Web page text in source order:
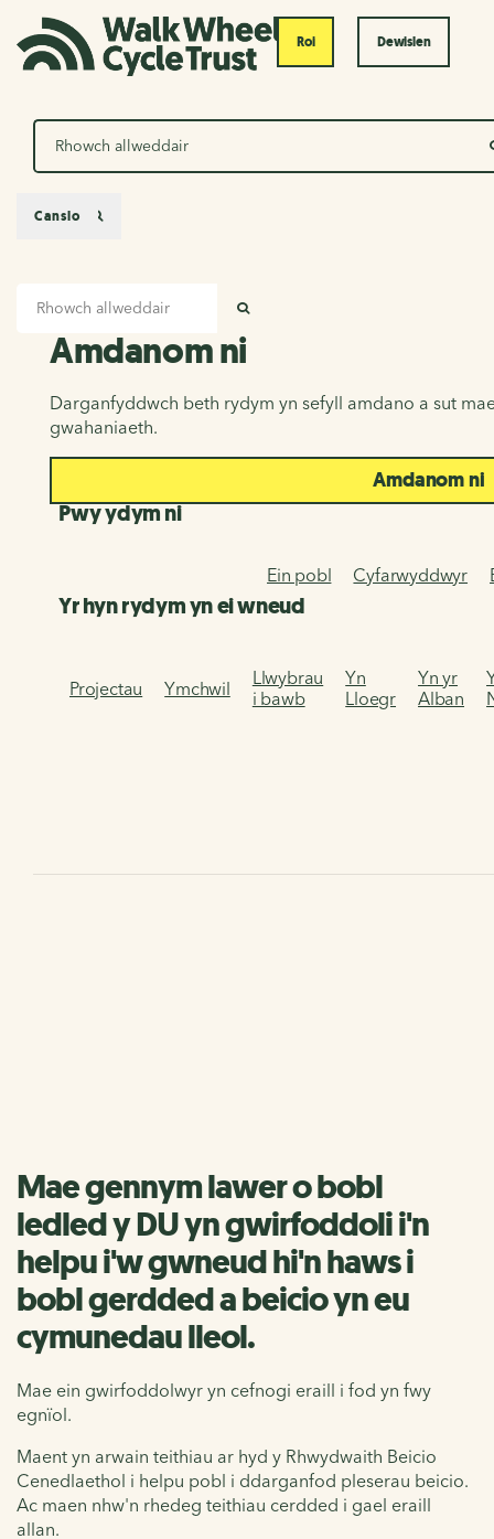
Roi Dewislen
Chwilio
Amdanom ni
Amdanom ni
Darganfyddwch beth rydym yn sefyll amdano a sut
gwahaniaeth.
Amdanom ni
Pwy ydym ni
Ein pobl Cyfarwyddwyr
Yr hyn rydym yn ei wneud
Projectau Ymchwil
Llwybrau
i bawb
Yn
Lloegr
Yn yr
Alban
Canslo
Mae gennym lawer o bobl
ledled y DU yn gwirfoddoli i'n
helpu i'w gwneud hi'n haws i
bobl gerdded a beicio yn eu
cymunedau lleol.
Mae ein gwirfoddolwyr yn cefnogi eraill i fod yn fwy
egnïol.
Maent yn arwain teithiau ar hyd y Rhwydwaith Beicio
Cenedlaethol i helpu pobl i ddarganfod pleserau beicio.
Ac maen nhw'n rhedeg teithiau cerdded i gael eraill
allan.